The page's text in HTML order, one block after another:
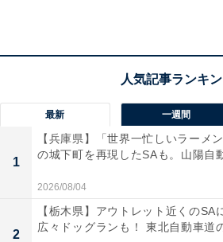
「バラの形をしたアイスがきれ
べるのがもったいないと思わせ
「名前にインパクトがあるし有
のネタになりそうなので」（30
最新 一週間
1
【兵庫県】「世界一忙しいラーメ
の城下町を再現したSAも。山陽自
2026/08/04
2
【栃木県】アウトレット近くのSA
広々ドッグランも！ 東北自動車道